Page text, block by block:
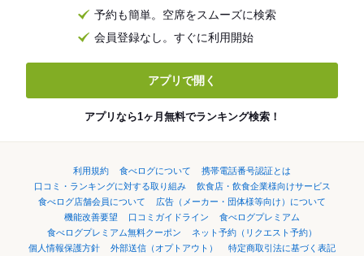
予約も簡単。空席をスムーズに検索
会員登録なし。すぐに利用開始
アプリで開く
アプリなら1ヶ月無料でランキング検索！
利用規約 食べログについて
携帯電話番号認証とは
口コミ・ランキングに対する取り組み
飲食店・飲食企業様向けサービス
食べログ店舗会員について
広告（メーカー・団体様等向け）について
機能改善要望
口コミガイドライン
食べログプレミアム
食べログプレミアム無料クーポン
ネット予約（リクエスト予約）
個人情報保護方針
外部送信（オプトアウト）
特定商取引法に基づく表記